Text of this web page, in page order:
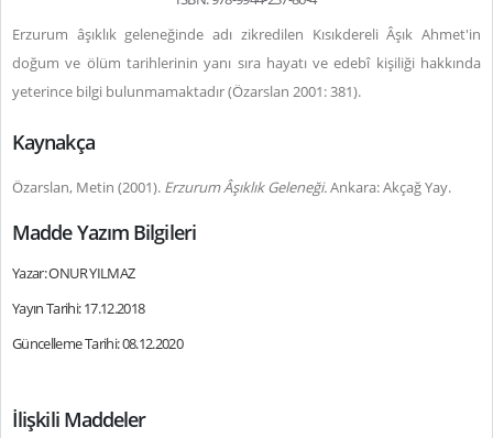
Erzurum âşıklık geleneğinde adı zikredilen Kısıkdereli Âşık Ahmet'in
doğum ve ölüm tarihlerinin yanı sıra hayatı ve edebî kişiliği hakkında
yeterince bilgi bulunmamaktadır (Özarslan 2001: 381).
Kaynakça
Özarslan, Metin (2001). Erzurum Âşıklık Geleneği.Ankara: Akçağ Yay.
Madde Yazım Bilgileri
Yazar: ONUR YILMAZ
Yayın Tarihi: 17.12.2018
Güncelleme Tarihi: 08.12.2020
İlişkili Maddeler